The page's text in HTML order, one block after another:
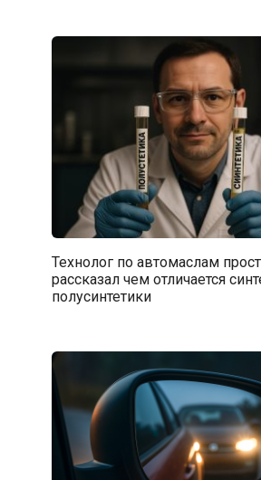
Технолог по автомаслам
рассказал чем отличается
полусинтетики